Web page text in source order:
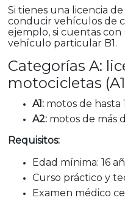
Si tienes una licencia
conducir vehículos de
ejemplo, si cuentas
vehículo particular B1.
Categorías A:
motocicletas
A1: motos de hasta
A2: motos de más
Requisitos:
Edad mínima: 16
Curso práctico y
Examen médico